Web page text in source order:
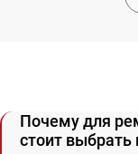
Почему для
стоит выбрать